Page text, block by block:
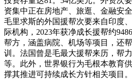
资集中正在房地产、旅逛、金融安
毛里求斯的外国援帮次要来自印度
际机构，2023年获净成长援帮约
帮方，涵盖病院、机场等项目，还
训。法国曾是毛最大援帮来历，帮
等。此外，世界银行为毛根本教育
撑其推进可持续成长方针相关项目